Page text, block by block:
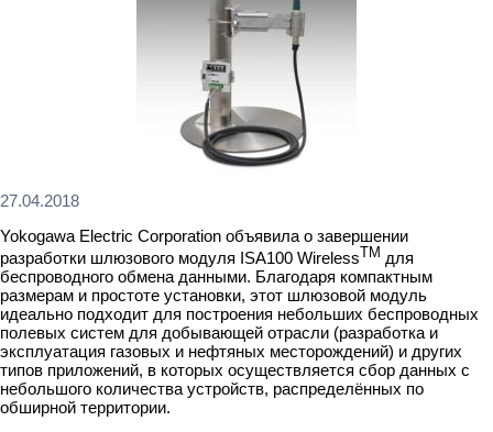
27.04.2018
Yokogawa Electric Corporation объявила о завершении
разработки шлюзового модуля ISA100 Wireless TM для
беспроводного обмена данными. Благодаря компактным
размерам и простоте установки, этот шлюзовой модуль
идеально подходит для построения небольших беспроводных
полевых систем для добывающей отрасли (разработка и
эксплуатация газовых и нефтяных месторождений) и других
типов приложений, в которых осуществляется сбор данных с
небольшого количества устройств, распределённых по
обширной территории.